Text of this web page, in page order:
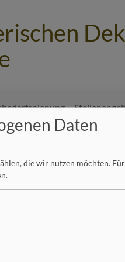
Daten
die wir nutzen möchten. Für